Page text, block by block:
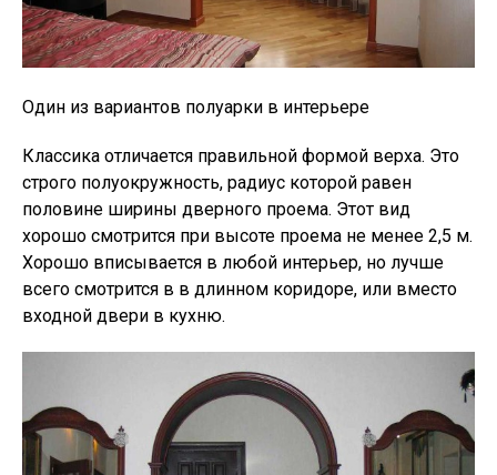
Один из вариантов полуарки в интерьере
Классика отличается правильной формой верха. Это
строго полуокружность, радиус которой равен
половине ширины дверного проема. Этот вид
хорошо смотрится при высоте проема не менее 2,5 м.
Хорошо вписывается в любой интерьер, но лучше
всего смотрится в в длинном коридоре, или вместо
входной двери в кухню.